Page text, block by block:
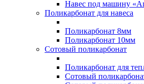
Навес под машину
Поликарбонат для навеса
Поликарбонат 8мм
Поликарбонат 10мм
Сотовый поликарбонат
Поликарбонат для
Сотовый